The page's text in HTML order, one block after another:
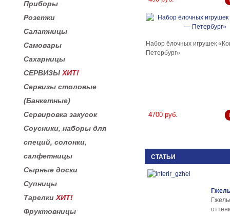
Приборы
Розетки
Салатницы
Самовары
Сахарницы
СЕРВИЗЫ ХИТ!
Сервизы столовые
(Банкетные)
Сервировка закусок
Соусники, наборы для
специй, солонки,
салфетницы
Сырные доски
Супницы
Тарелки ХИТ!
Фруктовницы
Набор ёлочных игрушек
Петербург»
4700 руб.
СТАТЬИ